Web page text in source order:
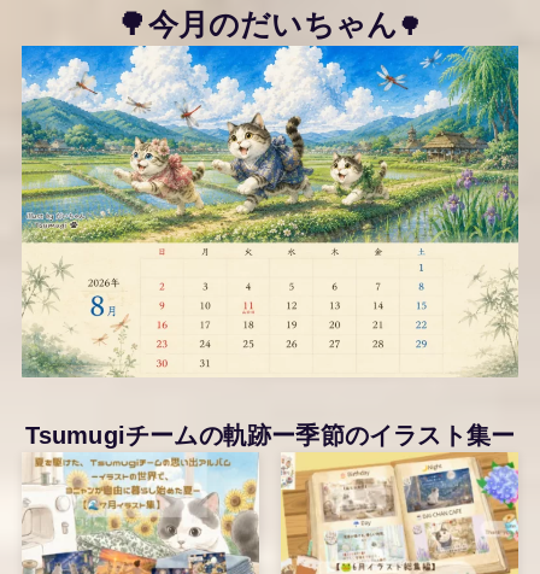
🌳今月のだいちゃん🌳
Tsumugiチームの軌跡ー季節のイラスト集ー